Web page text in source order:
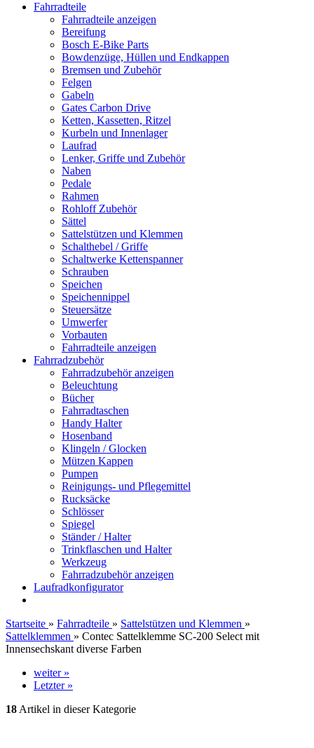
Fahrradteile
Fahrradteile anzeigen
Bereifung
Bosch E-Bike Parts
Bowdenzüge, Hüllen und Endkappen
Bremsen und Zubehör
Felgen
Gabeln
Gates Carbon Drive
Ketten, Kassetten, Ritzel
Kurbeln und Innenlager
Laufrad
Lenker, Griffe und Zubehör
Naben
Pedale
Rahmen
Rohloff Zubehör
Sättel
Sattelstützen und Klemmen
Schalthebel / Griffe
Schaltwerke Kettenspanner
Schrauben
Speichen
Speichennippel
Steuersätze
Umwerfer
Vorbauten
Fahrradteile anzeigen
Fahrradzubehör
Fahrradzubehör anzeigen
Beleuchtung
Bücher
Fahrradtaschen
Handy Halter
Hosenband
Klingeln / Glocken
Mützen Kappen
Pumpen
Reinigungs- und Pflegemittel
Rucksäcke
Schlösser
Spiegel
Ständer / Halter
Trinkflaschen und Halter
Werkzeug
Fahrradzubehör anzeigen
Laufradkonfigurator
Startseite » Fahrradteile » Sattelstützen und Klemmen »
Sattelklemmen » Contec Sattelklemme SC-200 Select mit
Innensechskant diverse Farben
weiter »
Letzter »
18 Artikel in dieser Kategorie